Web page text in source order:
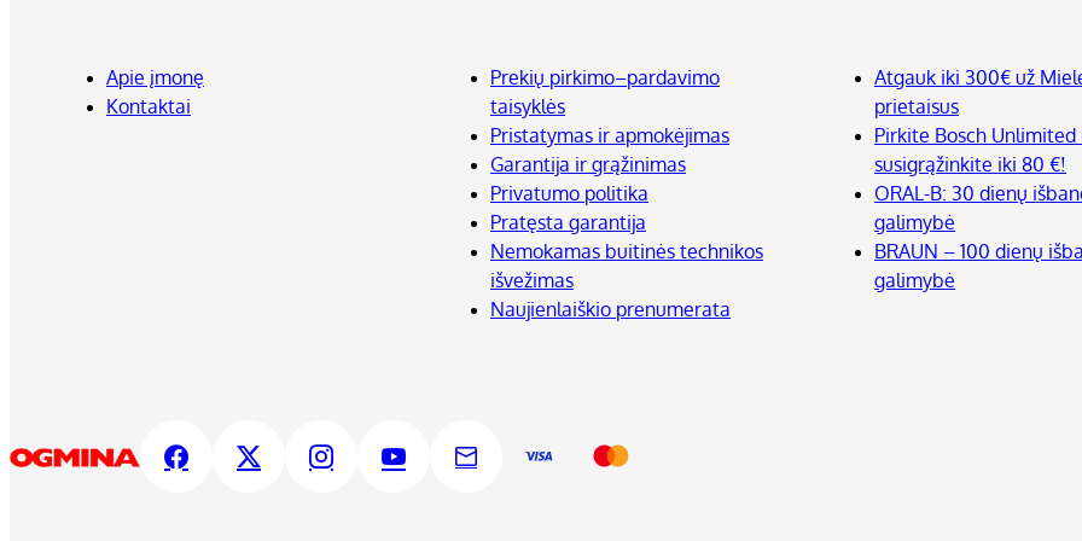
Apie įmonę
Kontaktai
Prekių pirkimo–pardavimo
taisyklės
Pristatymas ir apmokėjimas
Garantija ir grąžinimas
Privatumo politika
Pratęsta garantija
Nemokamas buitinės technikos
išvežimas
Naujienlaiškio prenumerata
Atgauk iki 300€ už
prietaisus
Pirkite Bosch Unlimited
susigrąžinkite iki 80 €!
ORAL-B: 30 dienų
galimybė
BRAUN – 100 dienų
galimybė